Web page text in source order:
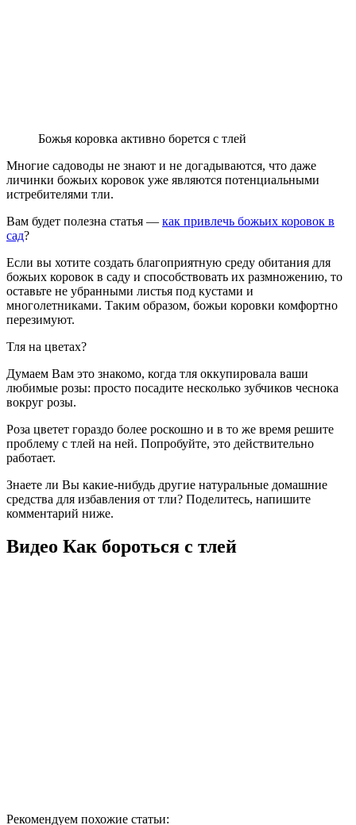
Божья коровка активно борется с тлей
Многие садоводы не знают и не догадываются, что даже
личинки божьих коровок уже являются потенциальными
истребителями тли.
Вам будет полезна статья — как привлечь божьих коровок в
сад?
Если вы хотите создать благоприятную среду обитания для
божьих коровок в саду и способствовать их размножению, то
оставьте не убранными листья под кустами и
многолетниками. Таким образом, божьи коровки комфортно
перезимуют.
Тля на цветах?
Думаем Вам это знакомо, когда тля оккупировала ваши
любимые розы: просто посадите несколько зубчиков чеснока
вокруг розы.
Роза цветет гораздо более роскошно и в то же время решите
проблему с тлей на ней. Попробуйте, это действительно
работает.
Знаете ли Вы какие-нибудь другие натуральные домашние
средства для избавления от тли? Поделитесь, напишите
комментарий ниже.
Видео Как бороться с тлей
Рекомендуем похожие статьи: